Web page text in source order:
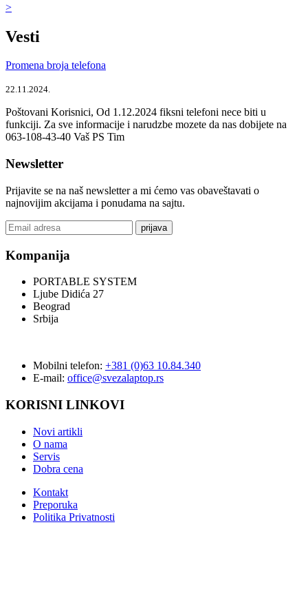
>
Vesti
Promena broja telefona
22.11.2024.
Poštovani Korisnici, Od 1.12.2024 fiksni telefoni nece biti u
funkciji. Za sve informacije i narudzbe mozete da nas dobijete na
063-108-43-40 Vaš PS Tim
Newsletter
Prijavite se na naš newsletter a mi ćemo vas obaveštavati o
najnovijim akcijama i ponudama na sajtu.
prijava
Kompanija
PORTABLE SYSTEM
Ljube Didića 27
Beograd
Srbija
Mobilni telefon: +381 (0)63 10.84.340
E-mail: office@svezalaptop.rs
KORISNI LINKOVI
Novi artikli
O nama
Servis
Dobra cena
Kontakt
Preporuka
Politika Privatnosti